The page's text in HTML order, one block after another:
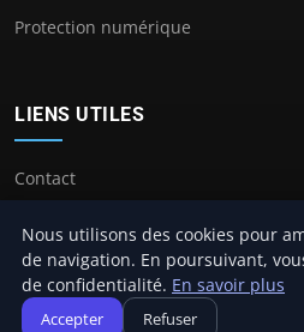
Protection numérique
LIENS UTILES
Contact
© 2026 Avocat Cybersecurité.
À proposMentions légales
Nous utilisons des cookies pour
de navigation. En poursuivant,
de confidentialité. En savoir plus
Accepter Refuser